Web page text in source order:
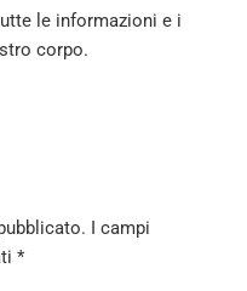
le informazioni e i
corpo.
I campi
*